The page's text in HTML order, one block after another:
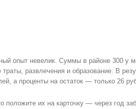
опыт невелик. Суммы в районе 300 у
развлечения и образование. В
а проценты на остаток — только 26
их на карточку — через год